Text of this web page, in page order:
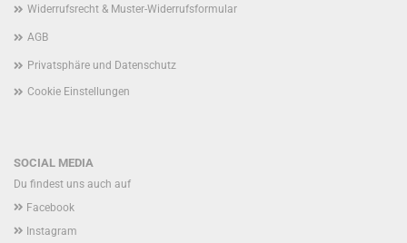
Widerrufsrecht & Muster-Widerrufsformular
AGB
Privatsphäre und Datenschutz
Cookie Einstellungen
SOCIAL MEDIA
Du findest uns auch auf
Facebook
Instagram